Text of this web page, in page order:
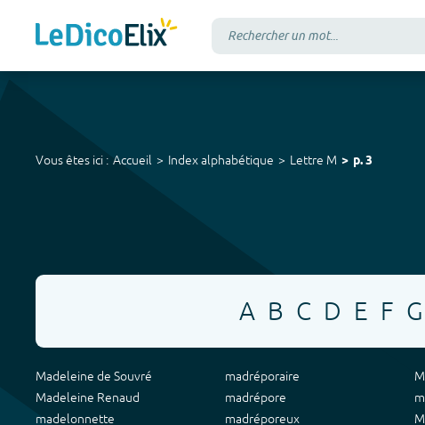
Vous êtes ici : Accueil Index alphabétique Lettre M p.3
A B C D E F G
Madeleine de Souvré
Madeleine Renaud
madelonnette
madréporaire
madrépore
madréporeux